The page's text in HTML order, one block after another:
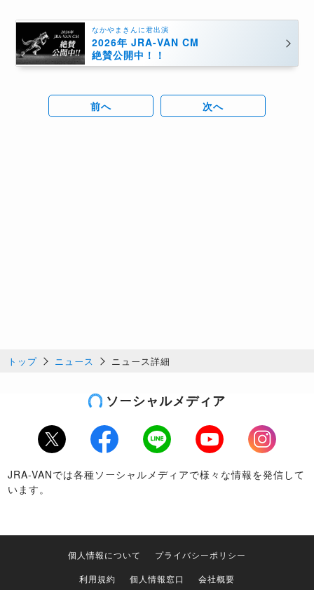
なかやまきんに君出演
2026年 JRA-VAN CM
絶賛公開中！！
前へ 次へ
トップ ニュース ニュース詳細
ソーシャルメディア
Twitter Facebook LINE Youtube
Instagram
JRA-VANでは各種ソーシャルメディアで様々な情報を発信して
います。
個人情報について
プライバシーポリシー
利用規約
個人情報窓口 会社概要